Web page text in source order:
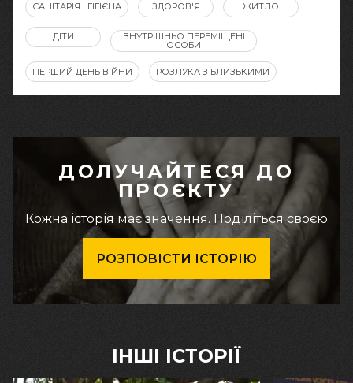
САНІТАРІЯ І ГІГІЄНА ЗДОРОВ'Я ЖИТЛО
ДІТИ ВНУТРІШНЬО ПЕРЕМІЩЕНІ
ОСОБИ
ПЕРШИЙ ДЕНЬ ВІЙНИ РОЗЛУКА З БЛИЗЬКИМИ
ДОЛУЧАЙТЕСЯ ДО
ПРОЄКТУ
Кожна історія має значення. Поділіться своєю
РОЗПОВІСТИ ІСТОРІЮ
ІНШІ ІСТОРІЇ